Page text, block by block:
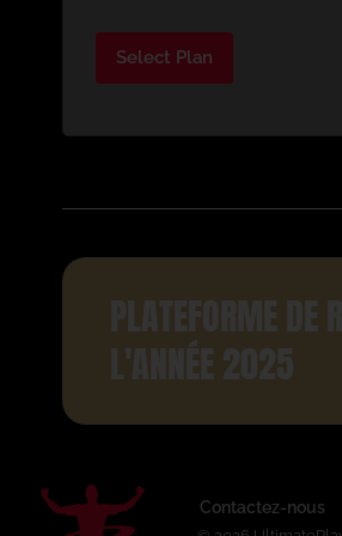
Select Plan
PLATEFORME DE
L'ANNÉE 2025
Contactez-nous